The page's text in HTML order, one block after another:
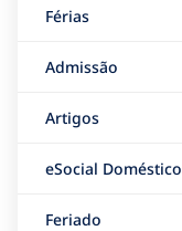
Férias
Admissão
Artigos
eSocial Doméstico
Feriado